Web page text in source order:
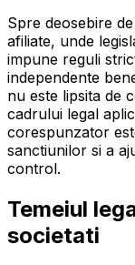
Spre deosebire
afiliate, unde
impune reguli
independente
nu este lipsita de
cadrului legal
corespunzator
sanctiunilor si a
control.
Temeiul
societati